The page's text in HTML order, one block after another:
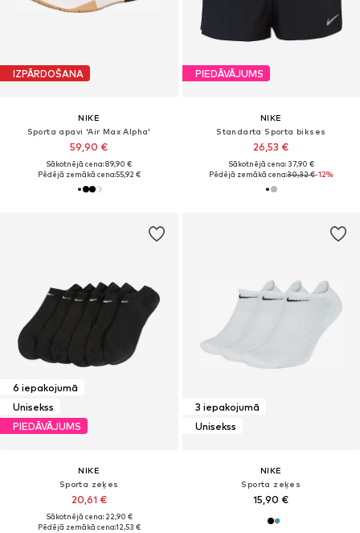
IZPĀRDOŠANA
NIKE
Sporta apavi 'Air Max Alpha'
59,90 €
Sākotnējā cena: 89,90 €
Pēdējā zemākā cena:55,92 €
PIEDĀVĀJUMS
NIKE
Standarta Sporta bikses
26,53 €
Sākotnējā cena: 37,90 €
Pēdējā zemākā cena:30,32 €-12%
6 iepakojumā
Unisekss
PIEDĀVĀJUMS
NIKE
Sporta zeķes
20,61 €
Sākotnējā cena: 22,90 €
Pēdējā zemākā cena:12,53 €
3 iepakojumā
Unisekss
NIKE
Sporta zeķes
15,90 €